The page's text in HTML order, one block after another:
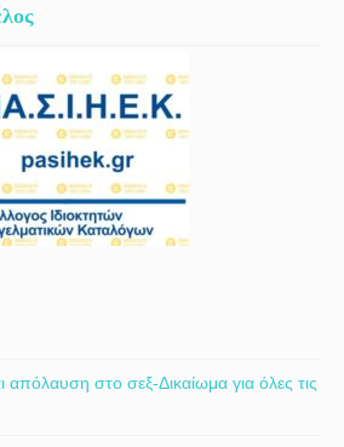
στο σεξ-Δικαίωμα για όλες τις